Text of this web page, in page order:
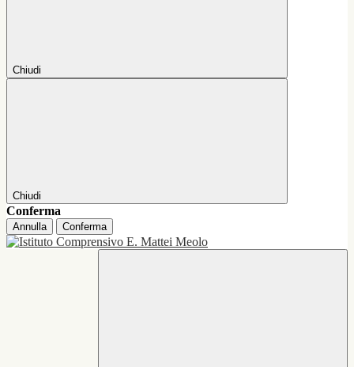
Chiudi
Chiudi
Conferma
Annulla Conferma